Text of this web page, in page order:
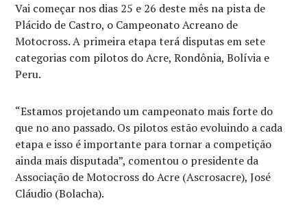
Vai começar nos dias 25 e 26 deste mês na pista de
Plácido de Castro, o Campeonato Acreano de
Motocross. A primeira etapa terá disputas em sete
categorias com pilotos do Acre, Rondônia, Bolívia e
Peru.
“Estamos projetando um campeonato mais forte do
que no ano passado. Os pilotos estão evoluindo a cada
etapa e isso é importante para tornar a competição
ainda mais disputada”, comentou o presidente da
Associação de Motocross do Acre (Ascrosacre), José
Cláudio (Bolacha).